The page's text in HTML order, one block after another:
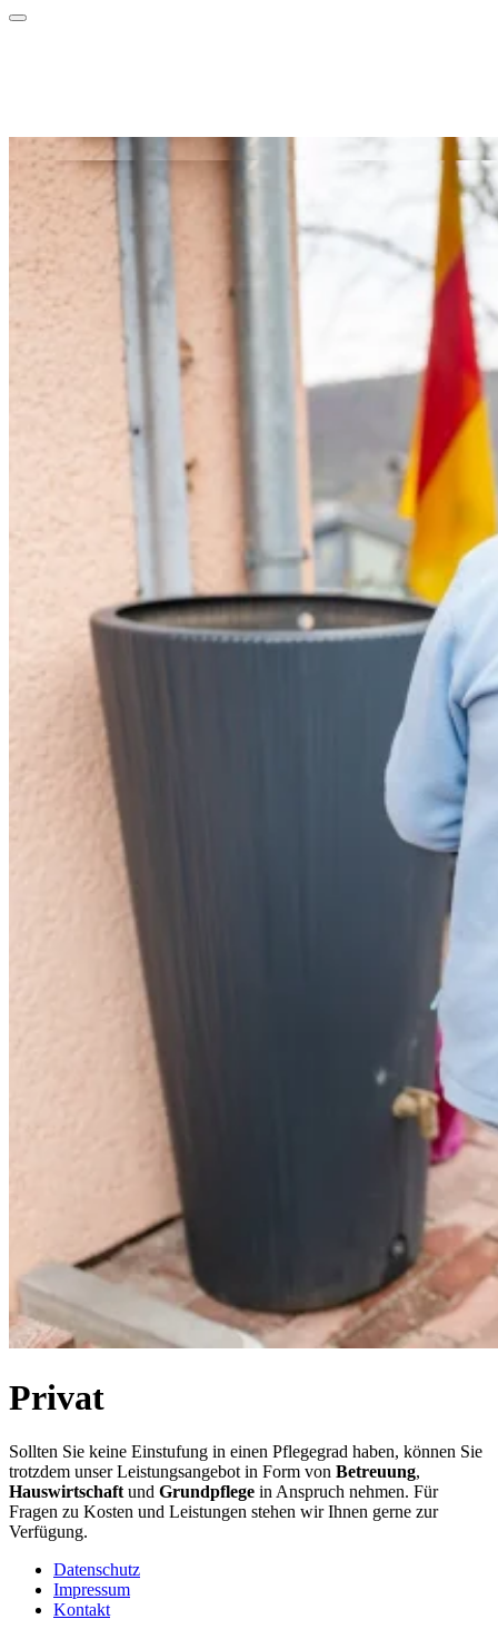
Privat
Sollten Sie keine Einstufung in einen Pflegegrad haben, können Sie
trotzdem unser Leistungsangebot in Form von Betreuung,
Hauswirtschaft und Grundpflege in Anspruch nehmen. Für
Fragen zu Kosten und Leistungen stehen wir Ihnen gerne zur
Verfügung.
Datenschutz
Impressum
Kontakt